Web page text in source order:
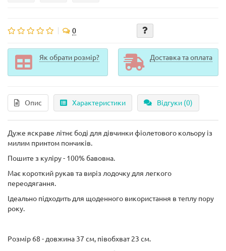
0
Як обрати розмір? Доставка та оплата
Опис Характеристики Відгуки (0)
Дуже яскраве літнє боді для дівчинки фіолетового кольору із
милим принтом пончиків.
Пошите з куліру - 100% бавовна.
Має короткий рукав та виріз лодочку для легкого
переодягання.
Ідеально підходить для щоденного використання в теплу пору
року.
Розмір 68 - довжина 37 см, півобхват 23 см.